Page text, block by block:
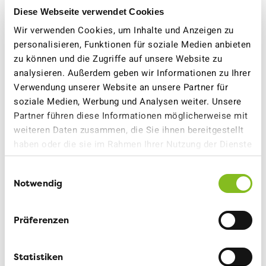
Diese Webseite verwendet Cookies
Wir verwenden Cookies, um Inhalte und Anzeigen zu
personalisieren, Funktionen für soziale Medien anbieten
zu können und die Zugriffe auf unsere Website zu
analysieren. Außerdem geben wir Informationen zu Ihrer
Verwendung unserer Website an unsere Partner für
soziale Medien, Werbung und Analysen weiter. Unsere
Partner führen diese Informationen möglicherweise mit
weiteren Daten zusammen, die Sie ihnen bereitgestellt
haben oder die sie im Rahmen Ihrer Nutzung der Dienste
gesammelt haben.
Notwendig
Präferenzen
Statistiken
Stadt, SP Baselland, SP Birsfelden und umverkehR
unterstützt.
Bevölkerung will mehr öV,
aber nicht mehr Autobahn
Wie die Nachbefragung zeigte , hat eine Entwicklung der
Verkehrsinfrastruktur ohne Autobahn-Ausbau hohe
Zustimmung. Die Menschen wünschen sich weniger
Autoverkehr. Ohne Verkehrslenkung ist klassischer
Strassenbau nicht mehrheitsfähig. Auch kennen die
während dieses Wissen bei Kantonsregierungen zu
Bevor ohne konkreten Plan der Rheintunnel